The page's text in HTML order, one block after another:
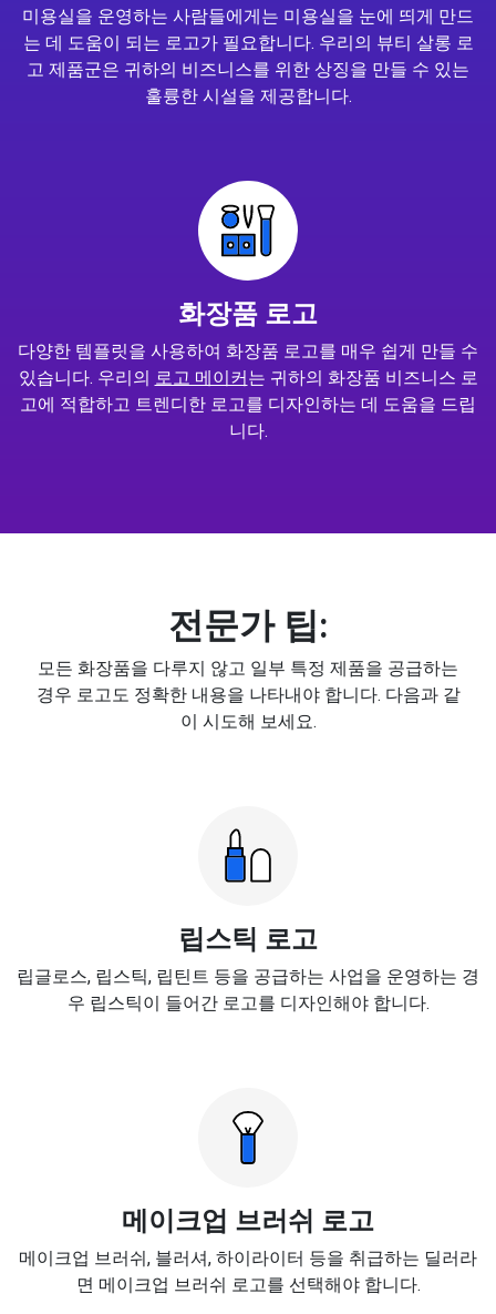
미용실을 운영하는 사람들에게는 미용실을 눈에 띄게 만드
는 데 도움이 되는 로고가 필요합니다. 우리의 뷰티 살롱 로
고 제품군은 귀하의 비즈니스를 위한 상징을 만들 수 있는
훌륭한 시설을 제공합니다.
화장품 로고
다양한 템플릿을 사용하여 화장품 로고를 매우 쉽게 만들 수
있습니다. 우리의 로고 메이커는 귀하의 화장품 비즈니스 로
고에 적합하고 트렌디한 로고를 디자인하는 데 도움을 드립
니다.
전문가 팁:
모든 화장품을 다루지 않고 일부 특정 제품을 공급하는
경우 로고도 정확한 내용을 나타내야 합니다. 다음과 같
이 시도해 보세요.
립스틱 로고
립글로스, 립스틱, 립틴트 등을 공급하는 사업을 운영하는 경
우 립스틱이 들어간 로고를 디자인해야 합니다.
메이크업 브러쉬 로고
메이크업 브러쉬, 블러셔, 하이라이터 등을 취급하는 딜러라
면 메이크업 브러쉬 로고를 선택해야 합니다.